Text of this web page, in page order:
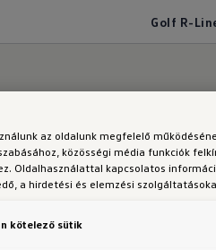
Golf R-
az oldalunk megfelelő
közösségi média funkciók
Oldalhasználattal kapcsolatos
a hirdetési és elemzési
kötelező sütik